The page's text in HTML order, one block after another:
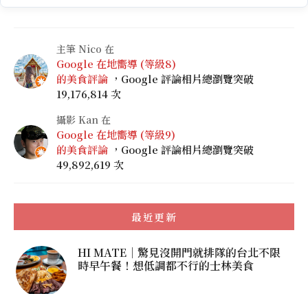
主筆 Nico 在
Google 在地嚮導 (等級8)
的美食評論 ，Google 評論相片總瀏覽突破
19,176,814 次
攝影 Kan 在
Google 在地嚮導 (等級9)
的美食評論 ，Google 評論相片總瀏覽突破
49,892,619 次
最近更新
HI MATE｜驚見沒開門就排隊的台北不限
時早午餐！想低調都不行的士林美食